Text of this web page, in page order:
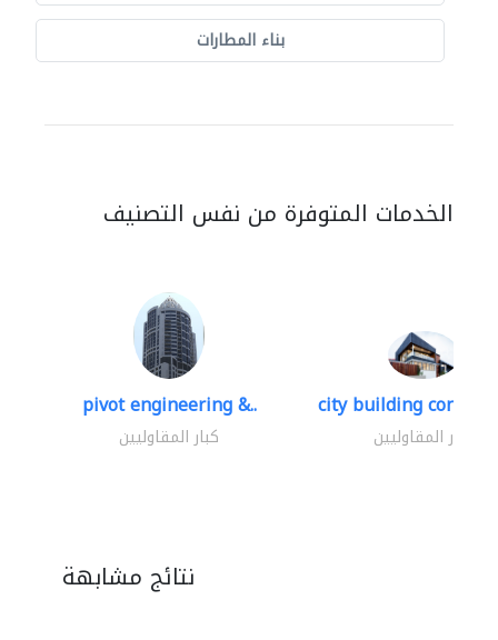
بناء المطارات
الخدمات المتوفرة من نفس التصنيف
pivot engineering &..
كبار المقاوليين
city building
كبار المقاوليين
نتائج مشابهة